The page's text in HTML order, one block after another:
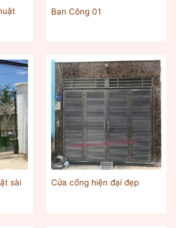
Ban Công 01
sài
Cửa cổng hiện đại đẹp